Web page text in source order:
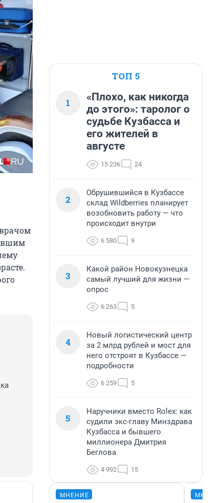
ТОП 5
1
«Плохо, как никогда
до этого»: таролог о
судьбе Кузбасса и
его жителей в
августе
15 236 24
2
Обрушившийся в Кузбассе
склад Wildberries планирует
возобновить работу — что
происходит внутри
6 580 9
3
Какой район Новокузнецка
самый лучший для жизни —
опрос
6 263 5
4
Новый логистический центр
за 2 млрд рублей и мост для
него отстроят в Кузбассе —
подробности
6 259 5
5
Наручники вместо Rolex: как
судили экс-главу Минздрава
Кузбасса и бывшего
миллионера Дмитрия
Беглова
4 992 15
МНЕНИЕ